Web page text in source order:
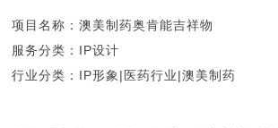
项目名称：澳美制药奥肯能吉祥物
服务分类：IP设计
行业分类：IP形象|医药行业|澳美制药